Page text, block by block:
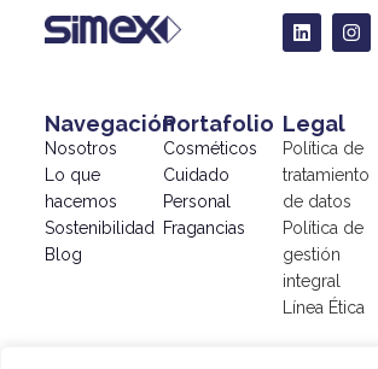
Navegación
Nosotros
Lo que
hacemos
Sostenibilidad
Blog
Portafolio
Cosméticos
Cuidado
Personal
Fragancias
Legal
Política de
tratamiento
de datos
Política de
gestión
integral
Línea Ética